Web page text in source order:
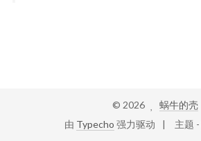
© 2026
蜗牛的壳
由 Typecho 强力驱动 主题 -